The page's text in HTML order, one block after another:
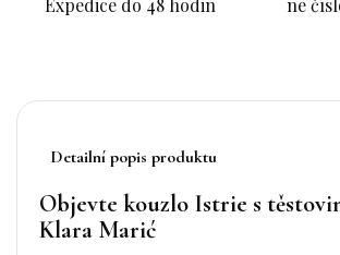
Detailní popis produktu
Objevte kouzlo Istrie s
Klara Marić